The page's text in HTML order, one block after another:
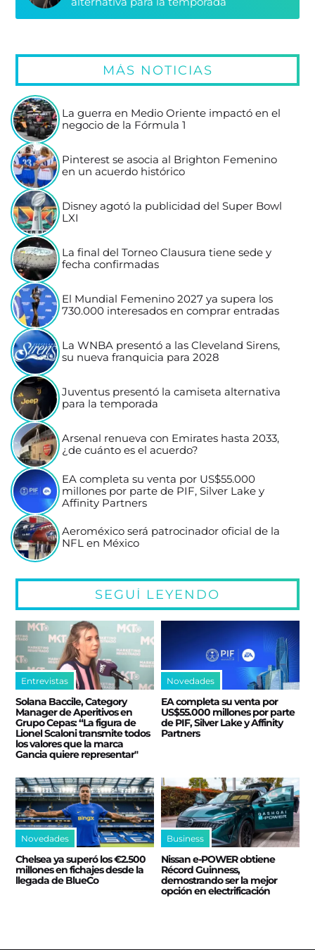
MÁS NOTICIAS
La guerra en Medio Oriente impactó en el
negocio de la Fórmula 1
Pinterest se asocia al Brighton Femenino
en un acuerdo histórico
Disney agotó la publicidad del Super Bowl
LXI
La final del Torneo Clausura tiene sede y
fecha confirmadas
El Mundial Femenino 2027 ya supera los
730.000 interesados en comprar entradas
La WNBA presentó a las Cleveland Sirens,
su nueva franquicia para 2028
Juventus presentó la camiseta alternativa
para la temporada
Arsenal renueva con Emirates hasta 2033,
¿de cuánto es el acuerdo?
EA completa su venta por US$55.000
millones por parte de PIF, Silver Lake y
Affinity Partners
Aeroméxico será patrocinador oficial de la
NFL en México
SEGUÍ LEYENDO
Entrevistas
Solana Baccile, Category
Manager de Aperitivos en
Grupo Cepas: “La figura de
Lionel Scaloni transmite todos
los valores que la marca
Gancia quiere representar"
Novedades
EA completa su venta por
US$55.000 millones por parte
de PIF, Silver Lake y Affinity
Partners
Novedades
Chelsea ya superó los €2.500
millones en fichajes desde la
llegada de BlueCo
Business
Nissan e‑POWER obtiene
Récord Guinness,
demostrando ser la mejor
opción en electrificación